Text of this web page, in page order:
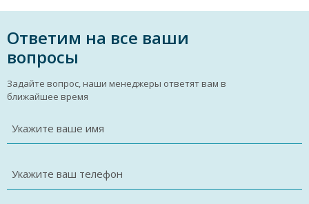
Ответим на все ваши
вопросы
Задайте вопрос, наши менеджеры ответят вам в
ближайшее время
Укажите ваше имя
Укажите ваш телефон